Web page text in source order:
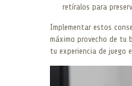
retíralos para
Implementar estos
máximo provecho de tu
tu experiencia de juego